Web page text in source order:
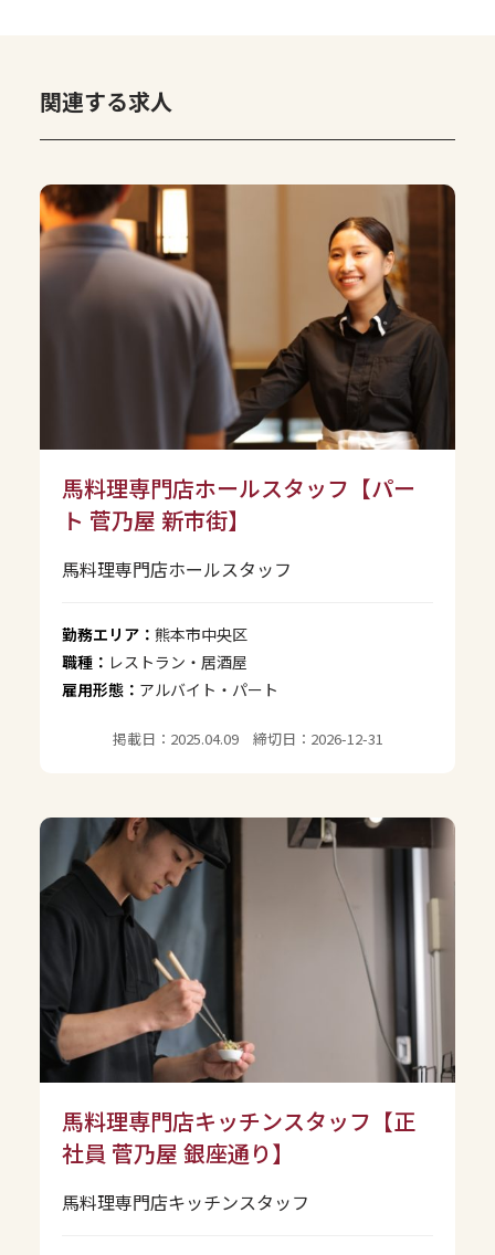
関連する求人
馬料理専門店ホールスタッフ【パー
ト 菅乃屋 新市街】
馬料理専門店ホールスタッフ
勤務エリア： 熊本市中央区
職種： レストラン・居酒屋
雇用形態： アルバイト・パート
掲載日：2025.04.09 締切日：2026-12-31
馬料理専門店キッチンスタッフ【正
社員 菅乃屋 銀座通り】
馬料理専門店キッチンスタッフ